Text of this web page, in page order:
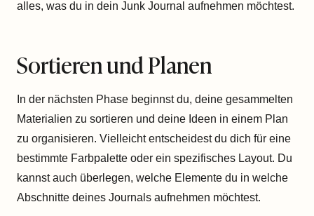
alles, was du in dein Junk Journal aufnehmen möchtest.
Sortieren und Planen
In der nächsten Phase beginnst du, deine gesammelten
Materialien zu sortieren und deine Ideen in einem Plan
zu organisieren. Vielleicht entscheidest du dich für eine
bestimmte Farbpalette oder ein spezifisches Layout. Du
kannst auch überlegen, welche Elemente du in welche
Abschnitte deines Journals aufnehmen möchtest.